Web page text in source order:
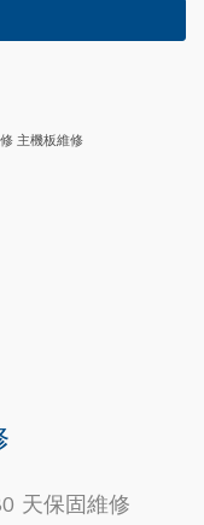
天保固維修